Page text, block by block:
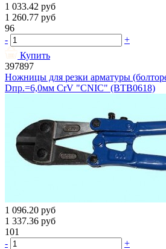
1 033.42 руб
1 260.77 руб
96
-
+
Купить
397897
Ножницы для резки арматуры
Dпр.=6,0мм CrV "CNIC" (BТB0618)
1 096.20 руб
1 337.36 руб
101
-
+